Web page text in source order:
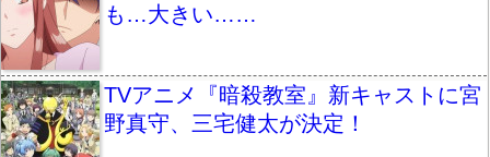
も…大きい……
TVアニメ『暗殺教室』新キャストに宮
野真守、三宅健太が決定！